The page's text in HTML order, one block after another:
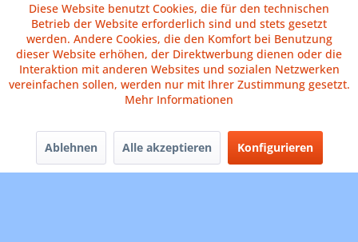
Widerrufsrecht
Datenschutz Batteriehinweise
Vertrag widerrufen
Diese Website benutzt Cookies, die für den technischen
Betrieb der Website erforderlich sind und stets gesetzt
werden. Andere Cookies, die den Komfort bei Benutzung
dieser Website erhöhen, der Direktwerbung dienen oder die
Interaktion mit anderen Websites und sozialen Netzwerken
vereinfachen sollen, werden nur mit Ihrer Zustimmung gesetzt.
Mehr Informationen
Ablehnen Alle akzeptieren Konfigurieren